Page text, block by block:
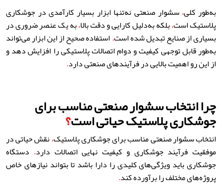
به‌طور کلی،سشوار صنعتی نه‌تنها ابزار بسیار کارآمدی در جوشکاری
پلاستیک است،بلکه به‌دلیل کارایی و دقت بالا،به یک عنصر ضروری در
بسیاری از صنایع تبدیل شده است.استفاده صحیح از این ابزار می‌تواند
به‌طور قابل توجهی کیفیت و دوام اتصالات پلاستیکی را افزایش دهد و
از این رو اهمیت بالایی در فرآیندهای صنعتی دارد.
چرا انتخاب سشوار صنعتی مناسب برای
جوشکاری پلاستیک حیاتی است؟
انتخاب سشوار صنعتی مناسب برای جوشکاری پلاستیک،نقش حیاتی در
موفقیت فرآیند جوشکاری و کیفیت نهایی اتصالات دارد. دستگاه
جوشکاری باید ویژگی‌های کلیدی را دارا باشد تا بتواند نیازهای خاص
پروژه‌های مختلف را برآورده کند.